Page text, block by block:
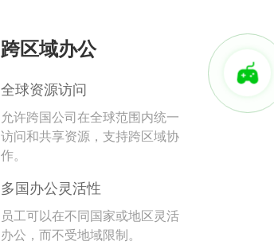
跨区域办公
全球资源访问
允许跨国公司在全球范围内统一
访问和共享资源，支持跨区域协
作。
多国办公灵活性
员工可以在不同国家或地区灵活
办公，而不受地域限制。